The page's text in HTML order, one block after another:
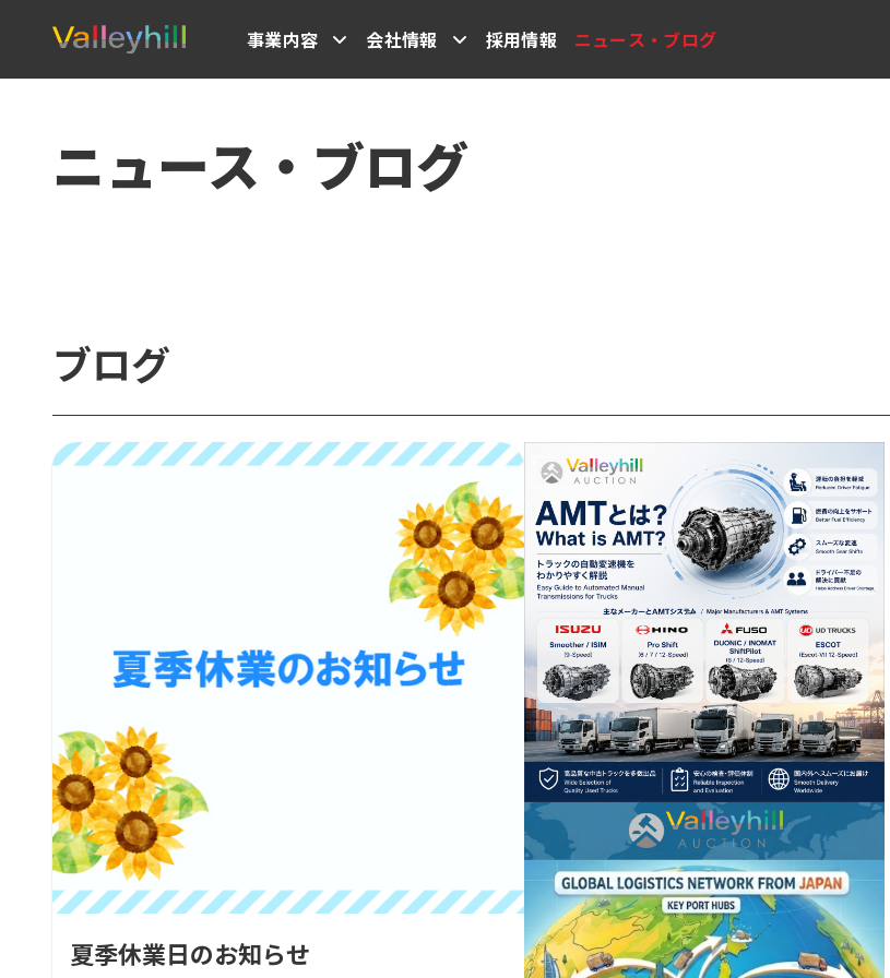
事業内容 会社情報 採用情報 ニュース・ブログ
ニュース・ブログ
ブログ
夏季休業日のお知らせ